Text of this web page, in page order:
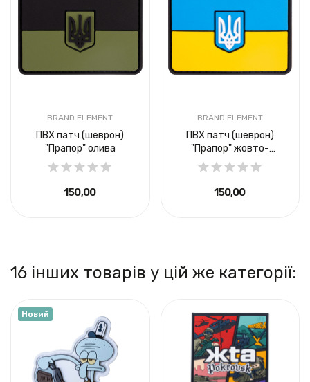
BRAND ELEMENT
ПВХ патч (шеврон)
"Прапор" олива
150,00 ₴
BRAND ELEMENT
ПВХ патч (шеврон)
"Прапор" жовто-
блакитний
150,00 ₴
16 інших товарів у цій же категорії:
Новий